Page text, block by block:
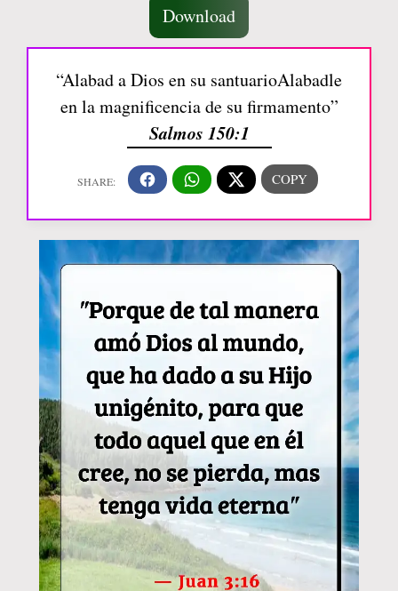
Download
“Alabad a Dios en su santuarioAlabadle
en la magnificencia de su firmamento”
Salmos 150:1